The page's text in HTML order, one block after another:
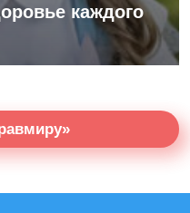
каждого